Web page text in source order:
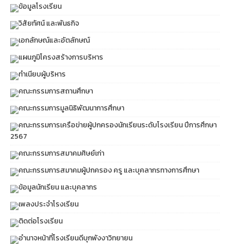
ข้อมูลโรงเรียน
วิสัยทัศน์ และพันธกิจ
เอกลักษณ์และอัตลักษณ์
แผนภูมิโครงสร้างการบริหาร
ทำเนียบผู้บริหาร
คณะกรรมการสถานศึกษา
คณะกรรมการมูลนิธิพัฒนาการศึกษา
คณะกรรมการเครือข่ายผู้ปกครองนักเรียนระดับโรงเรียน ปีการศึกษา
2567
คณะกรรมการสมาคมศิษย์เก่า
คณะกรรมการสมาคมผู้ปกครอง ครู และบุคลากรทางการศึกษา
ข้อมูลนักเรียน และบุคลากร
เพลงประจำโรงเรียน
ติดต่อโรงเรียน
อำนาจหน้าที่โรงเรียนดีบุกพังงาวิทยายน